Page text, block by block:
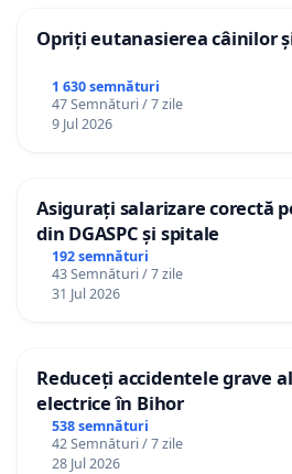
Opriți eutanasierea câinilor
1 630 semnături
47 Semnături / 7 zile
9 Jul 2026
Asigurați salarizare corectă
din DGASPC și spitale
192 semnături
43 Semnături / 7 zile
31 Jul 2026
Reduceți accidentele grave
electrice în Bihor
538 semnături
42 Semnături / 7 zile
28 Jul 2026